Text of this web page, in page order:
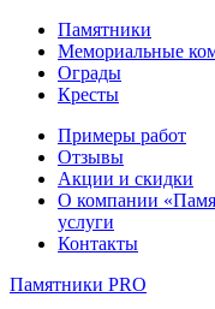
Памятники
Мемориальные
Ограды
Кресты
Примеры работ
Отзывы
Акции и скидки
О компании
услуги
Контакты
Памятники PRO